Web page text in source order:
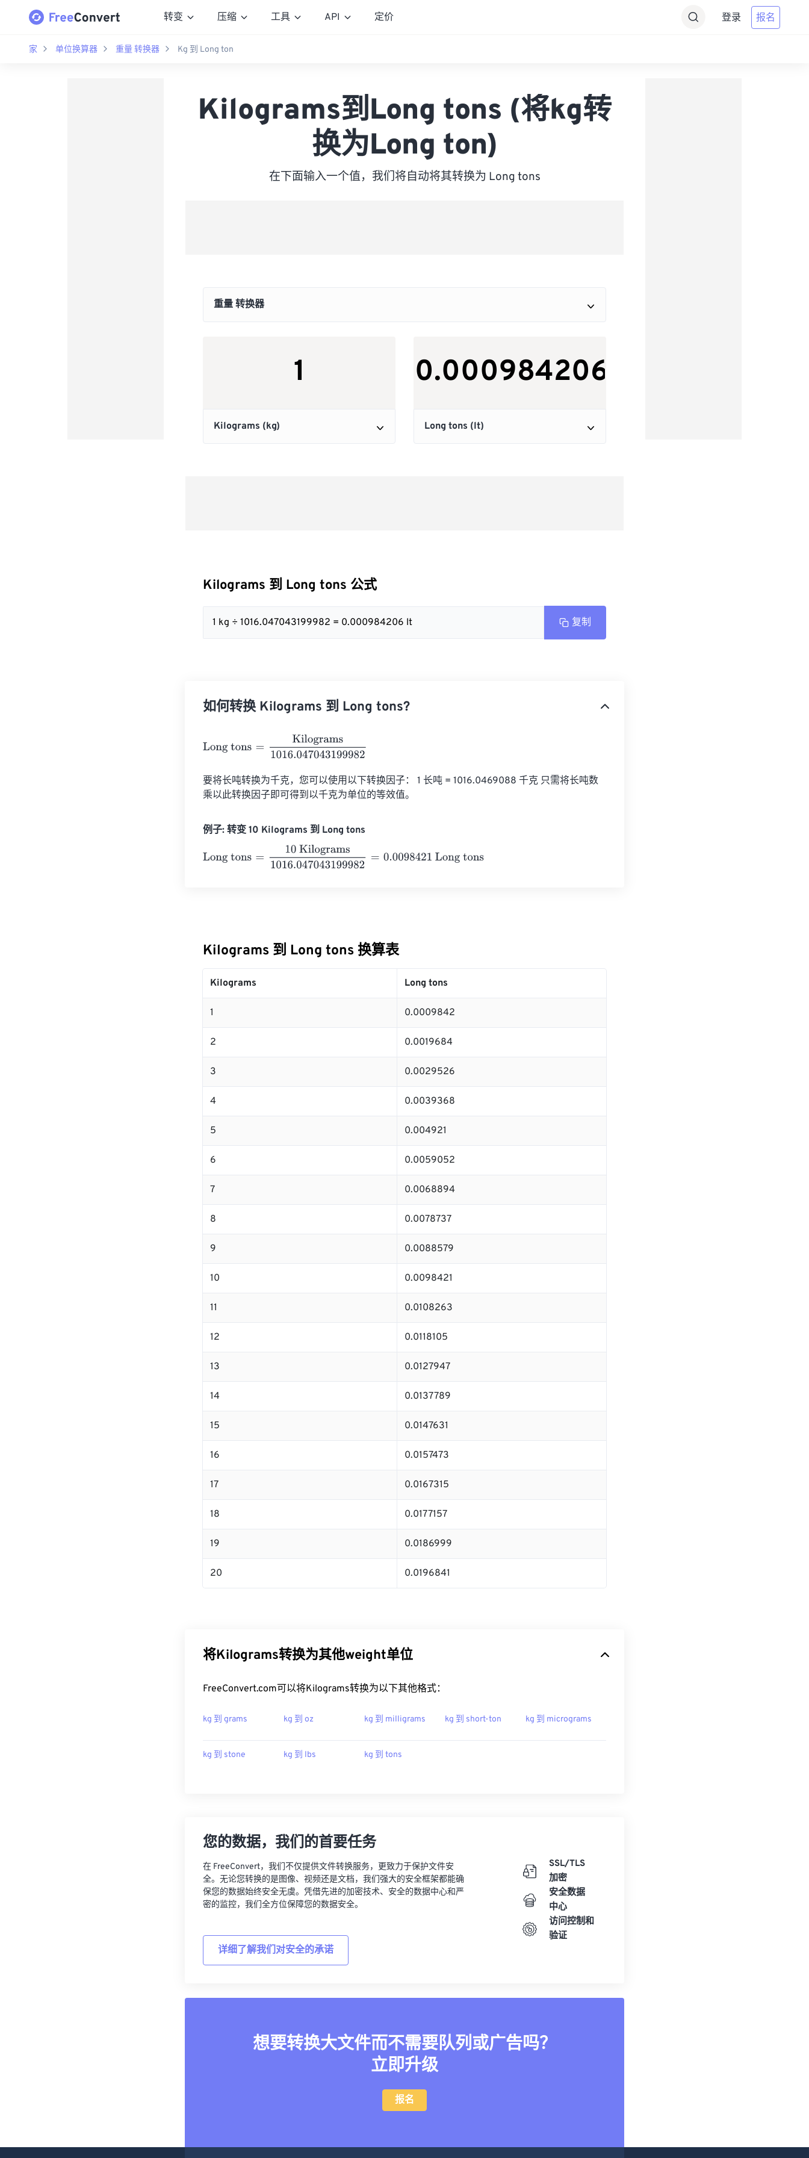
转变 压缩 工具 API 定价 登录 报名
家 单位换算器 重量 转换器 Kg 到 Long ton
Kilograms到Long tons (将kg转
换为Long ton)
在下面输入一个值，我们将自动将其转换为 Long tons
Kilograms 到 Long tons 公式
1 kg ÷ 1016.047043199982 = 0.000984206 lt 复制
如何转换 Kilograms 到 Long tons?
Long tons Kilograms1016.047043199982
要将长吨转换为千克，您可以使用以下转换因子： 1 长吨 = 1016.0469088 千克 只需将长吨数
乘以此转换因子即可得到以千克为单位的等效值。
例子: 转变 10 Kilograms 到 Long tons
Long tons
10 Kilograms1016.047043199982 =0.0098421 Long tons
Kilograms 到 Long tons 换算表
Kilograms Long tons
1 0.0009842
2 0.0019684
3 0.0029526
4 0.0039368
5 0.004921
6 0.0059052
7 0.0068894
8 0.0078737
9 0.0088579
10 0.0098421
11 0.0108263
12 0.0118105
13 0.0127947
14 0.0137789
15 0.0147631
16 0.0157473
17 0.0167315
18 0.0177157
19 0.0186999
20 0.0196841
将Kilograms转换为其他weight单位
FreeConvert.com可以将Kilograms转换为以下其他格式：
kg 到 grams kg 到 oz kg 到 milligrams kg 到 short-ton kg 到 micrograms
kg 到 stone kg 到 lbs kg 到 tons
您的数据，我们的首要任务
在 FreeConvert，我们不仅提供文件转换服务，更致力于保护文件安
全。无论您转换的是图像、视频还是文档，我们强大的安全框架都能确
保您的数据始终安全无虞。凭借先进的加密技术、安全的数据中心和严
密的监控，我们全方位保障您的数据安全。
详细了解我们对安全的承诺
SSL/TLS
加密
安全数据
中心
访问控制和
验证
想要转换大文件而不需要队列或广告吗？
立即升级
报名